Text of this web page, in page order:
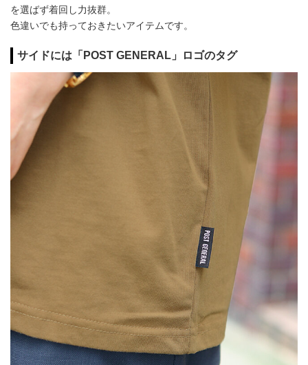
を選ばず着回し力抜群。
色違いでも持っておきたいアイテムです。
サイドには「POST GENERAL」ロゴのタグ